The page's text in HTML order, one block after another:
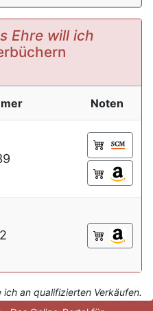
Ehre will ich
Noten
an qualifizierten Verkäufen.